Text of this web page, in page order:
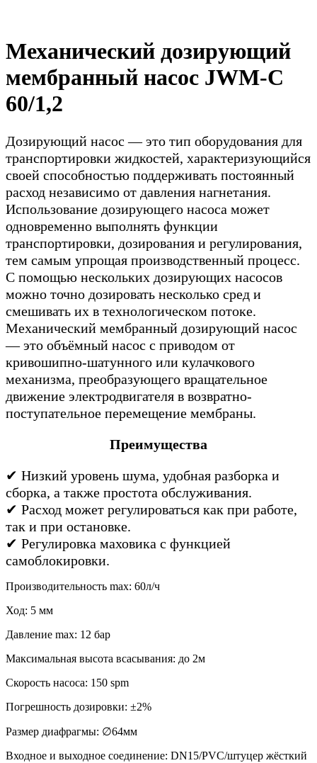
Механический дозирующий
мембранный насос JWM-C
60/1,2
Дозирующий насос — это тип оборудования для
транспортировки жидкостей, характеризующийся
своей способностью поддерживать постоянный
расход независимо от давления нагнетания.
Использование дозирующего насоса может
одновременно выполнять функции
транспортировки, дозирования и регулирования,
тем самым упрощая производственный процесс.
С помощью нескольких дозирующих насосов
можно точно дозировать несколько сред и
смешивать их в технологическом потоке.
Механический мембранный дозирующий насос
— это объёмный насос с приводом от
кривошипно-шатунного или кулачкового
механизма, преобразующего вращательное
движение электродвигателя в возвратно-
поступательное перемещение мембраны.
Преимущества
✔ Низкий уровень шума, удобная разборка и
сборка, а также простота обслуживания.
✔ Расход может регулироваться как при работе,
так и при остановке.
✔ Регулировка маховика с функцией
самоблокировки.
Производительность max: 60л/ч
Ход: 5 мм
Давление max: 12 бар
Максимальная высота всасывания: до 2м
Скорость насоса: 150 spm
Погрешность дозировки: ±2%
Размер диафрагмы: ∅64мм
Входное и выходное соединение: DN15/PVC/штуцер жёсткий